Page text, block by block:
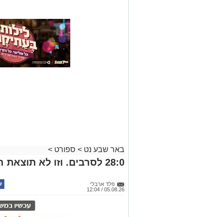
באר שבע נט > ספורט >
28:0 לסרבים. וזו לא תוצאת המשחק
פלד ארבלי
05.08.26 / 12:04